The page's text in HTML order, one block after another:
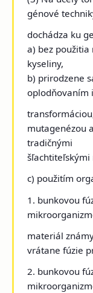
génové
dochádza ku
a) bez
kyseliny,
b) prirodzene
oplodňovaním
mutagenézou
tradičnými
c) použitím
1. bunkovou
materiál
vrátane fúzie
2. bunkovou